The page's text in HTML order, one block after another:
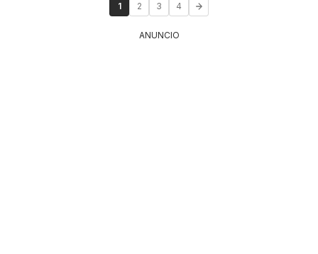
1 2 3 4
ANUNCIO